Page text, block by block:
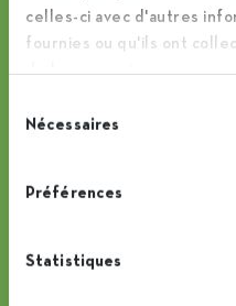
celles-ci avec d'autres
fournies ou qu'ils ont
duNécessaires
Préférences
Statistiques
Envie d’avoir un
Fontenoy en levant à
A quoi sert cette